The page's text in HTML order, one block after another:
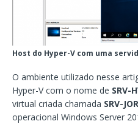
Host do Hyper-V com uma
O ambiente utilizado nesse
Hyper-V com o nome de SRV-
virtual criada chamada SRV-
operacional Windows Server